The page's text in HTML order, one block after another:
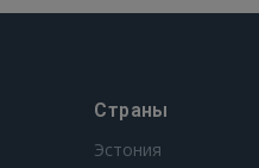
Страны
Эстония